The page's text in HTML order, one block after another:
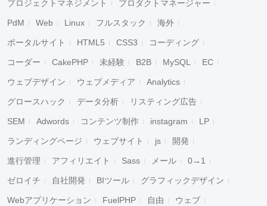
プロジェクトマネジメント プロダクトマネージャー
PdM Web Linux フルスタック 海外
ポータルサイト HTML5 CSS3 コーディング
コーダー CakePHP 未経験 B2B MySQL EC
ウェブデザイン ウェブメディア Analytics
グロースハック データ分析 リスティング広告
SEM Adwords コンテンツ制作 instagram LP
ランディングページ ウェブサイト js 開発
進行管理 アフィリエイト Sass メール 0→1
ゼロイチ 自社開発 BIツール グラフィックデザイン
Webアプリケーション FuelPHP 自由 ウェブ